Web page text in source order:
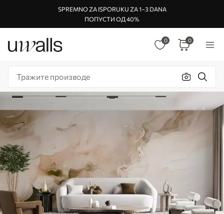
SPREMNO ZA ISPORUKU ZA 1–3 DANA
ПОПУСТИ ОД 40%
0 0